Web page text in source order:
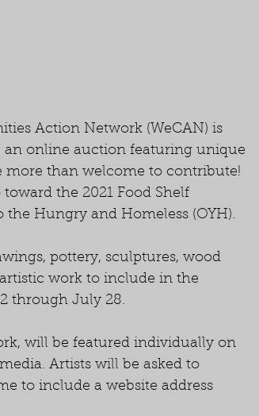
Action Network (WeCAN) is
an online auction featuring unique
more than welcome to contribute!
the 2021 Food Shelf
Hungry and Homeless (OYH).
pottery, sculptures, wood
work to include in the
through July 28.
will be featured individually on
Artists will be asked to
to include a website address